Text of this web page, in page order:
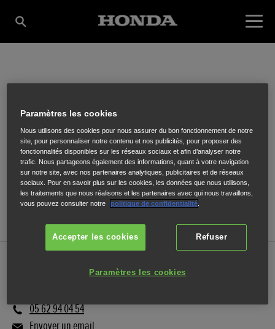
JOE MOTOCULTURE
62 AVENUE ALEXANDRE MARQUI,LOURDES,65100
ITINÉRAIRE
05 62 94 04 54
Envoyer un email
Paramètres les cookies
Nous utilisons des cookies pour nous assurer du bon fonctionnement de notre
site, pour personnaliser notre contenu et nos publicités, pour proposer des
fonctionnalités disponibles sur les réseaux sociaux et afin d’analyser notre
trafic. Nous partageons également des informations, quant à votre navigation
sur notre site, avec nos partenaires analytiques, publicitaires et de réseaux
sociaux. Pour en savoir plus sur les cookies, les données que nous utilisons,
les traitements que nous réalisons et les partenaires avec qui nous travaillons,
vous pouvez consulter notre
politique de confidentialité.
Refuser
Accepter les cookies
Paramètres les cookies